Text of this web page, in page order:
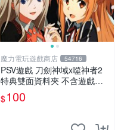
魔力電玩遊戲商店 54716
PSV遊戲 刀劍神域x噬神者2
特典雙面資料夾 不含遊戲光
碟【板橋魔力】
$100